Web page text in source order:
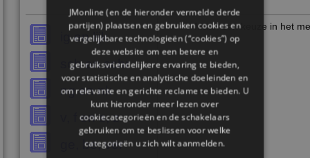
ig en lijk
sch en schr
ng en nk
v, f en s, z
ge, be, ver
Maak een keuze in het
JMonline (en de hieronder vermelde derde
partijen) plaatsen en gebruiken cookies en
vergelijkbare technologieën (“cookies”) op
deze website om een ​​betere en
gebruiksvriendelijkere ervaring te bieden,
voor statistische en analytische doeleinden en
om relevante en gerichte reclame te bieden. U
kunt hieronder meer lezen over
cookiecategorieën en de schakelaars
gebruiken om te beslissen voor welke
categorieën u zich wilt aanmelden.